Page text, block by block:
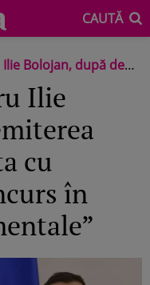
CAUTĂ
„Gata cu numirile fără concurs în funcții guvernamentale”
Ilie
cu
în